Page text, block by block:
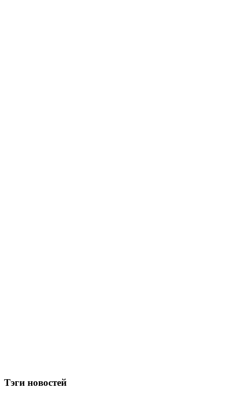
Тэги новостей